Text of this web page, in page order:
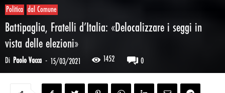
Politica dal Comune
Battipaglia, Fratelli d’Italia: «Delocalizzare i seggi in
vista delle elezioni»
Di Paolo Vacca - 15/03/2021 1452 0